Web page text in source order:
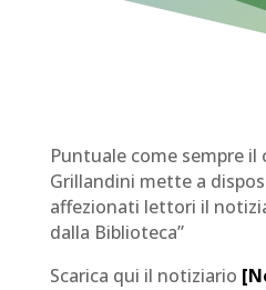
Puntuale come sempre
Grillandini mette a
affezionati lettori il
dalla Biblioteca”
Scarica qui il notiziario [